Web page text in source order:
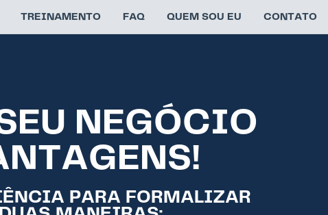
TREINAMENTO FAQ QUEM SOU EU CONTATO
NEGÓCIO
PARA FORMALIZAR